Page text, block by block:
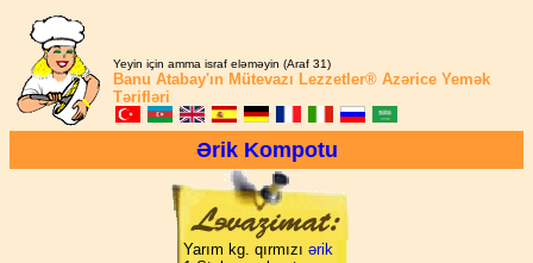
Yeyin için amma israf eləməyin (Araf 31)
Banu Atabay'ın Mütevazı Lezzetler® Azərice Yemək
Tərifləri
Ərik Kompotu
Yarım kg. qırmızı ərik